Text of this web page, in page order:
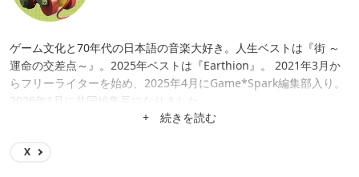
ゲーム文化と70年代の日本語の音楽大好き。人生ベストは『街 ～
運命の交差点～』。2025年ベストは『Earthion』。 2021年3月か
らフリーライターを始め、2025年4月にGame*Spark編集部入り。
2026年1月に共同編集長になりました。
+ 続きを読む
X